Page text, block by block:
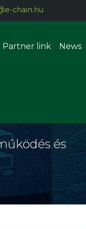
chain.hu
systems
Partner link News
és